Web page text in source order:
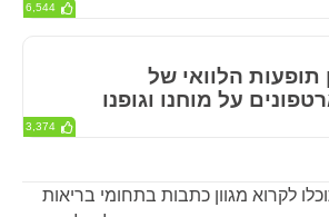
לקרוא מגוון כתבות בתחומי בריאות
6,544
תופעות הלוואי של
על מוחנו וגופנו
3,374